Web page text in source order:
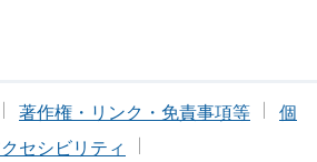
著作権・リンク・免責事項等
個
セシビリティ